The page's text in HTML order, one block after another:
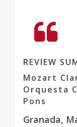
REVIEW
Mozart
Orquesta
Pons
Granada,